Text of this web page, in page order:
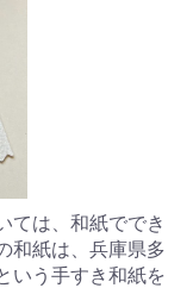
ては、和紙ででき
和紙は、兵庫県多
いう手すき和紙を